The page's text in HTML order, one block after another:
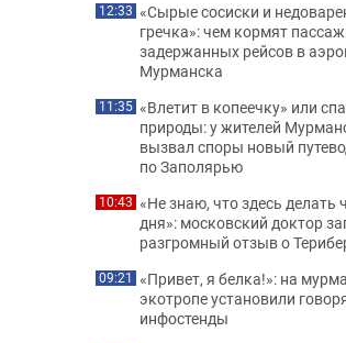
12:33 «Сырые сосиски и
гречка»: чем кормят
задержанных рейсов в
Мурманска
11:35 «Влетит в копеечку» или
природы: у жителей
вызвал споры новый
по Заполярью
10:43 «Не знаю, что здесь делать
дня»: московский доктор
разгромный отзыв о
09:21 «Привет, я белка!»: на
экотропе установили
инфостенды